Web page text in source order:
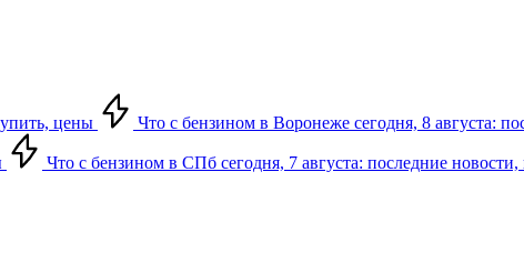
цены Что с бензином в Воронеже сегодня, 8 августа:
Что с бензином в СПб сегодня, 7 августа: последние